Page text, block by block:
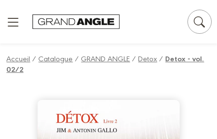
Accueil / Catalogue / GRAND ANGLE /Detox / Detox - vol.
02/2